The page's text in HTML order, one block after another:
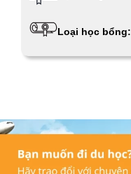
Loại học bổng: